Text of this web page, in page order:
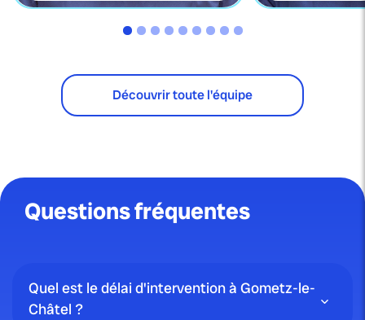
Découvrir toute l'équipe
Questions fréquentes
Quel est le délai d'intervention à Gometz-le-
Châtel ?